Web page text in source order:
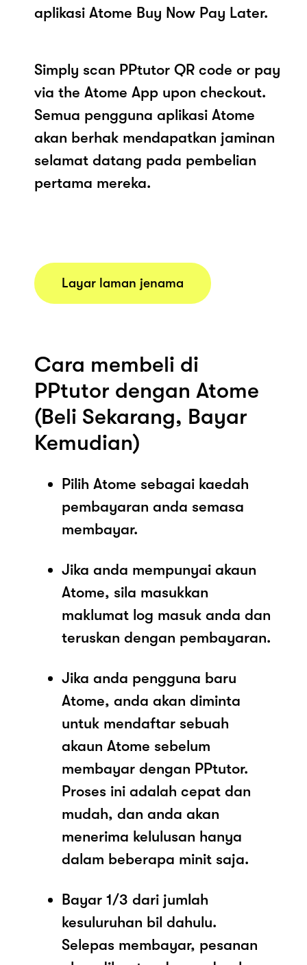
aplikasi Atome Buy Now Pay Later.
Simply scan PPtutor QR code or pay
via the Atome App upon checkout.
Semua pengguna aplikasi Atome
akan berhak mendapatkan jaminan
selamat datang pada pembelian
pertama mereka.
Layar laman jenama
Cara membeli di
PPtutor dengan Atome
(Beli Sekarang, Bayar
Kemudian)
Pilih Atome sebagai kaedah
pembayaran anda semasa
membayar.
Jika anda mempunyai akaun
Atome, sila masukkan
maklumat log masuk anda dan
teruskan dengan pembayaran.
Jika anda pengguna baru
Atome, anda akan diminta
untuk mendaftar sebuah
akaun Atome sebelum
membayar dengan PPtutor.
Proses ini adalah cepat dan
mudah, dan anda akan
menerima kelulusan hanya
dalam beberapa minit saja.
Bayar 1/3 dari jumlah
kesuluruhan bil dahulu.
Selepas membayar, pesanan